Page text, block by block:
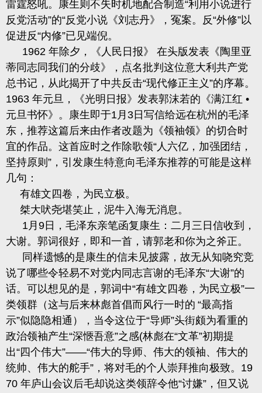
雷霆怒吼。康生则不失时机地配合制造“利用小说进行
反 党活动”的“反 党小说《刘志丹》，冤案。反“外修”以
促进反“内修”已见端倪。
1962 年除夕，《人民日报》 在头版发表《陶里亚
蒂同志同我们的分歧》，点名批判这位意大利共产党
总书记，从此揭开了中共反击“现代修正主义”的序幕。
1963 年元旦，《光明日报》发表郭沫若的《满江红 •
元旦书怀》。康生即于1月 3 日写信给远在杭州的毛泽
东，推荐这篇后来由作者改题为《领袖领》的切合时
宜的作品。这首应时之作除歌领“人六亿，加强团结，
坚持原则”，引发康生特意向毛泽东推荐的可能是这样
几句：
有雄文四卷，为民立极。
桀大吠尧堪笑止，泥牛入海无消息。
1月 9 日，毛泽东亲笔函复康生：二月三日信收到，
大谢。郭词很好，即和一首，请郭老和你为之斧正。
同样遗憾的是康生的信未见披露，故无从知哓究竞
说了哪些令轻易不对党内同志言谢的毛泽东“大谢”的
话。可以想见的是，郭词中“有雄文四卷，为民立极”一
类领群 （这与后来林彪首倡而风行一时的 “最高指
示”似隐隐相通），当令这位于“导师”头街颇为看重的
政治领袖产生“深愜吾意”之感(林彪在“文革”初期提
出“四个伟大”——“伟大的导师、伟大的领袖、伟大的
统帅、伟大的舵手”，将对毛的个人崇拜推向极致。 19
70 年庐山会议后毛却说这类领辞令他“讨嫌”，但又说